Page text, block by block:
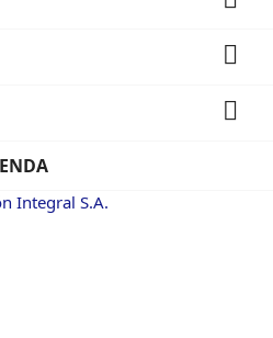


Integral S.A.